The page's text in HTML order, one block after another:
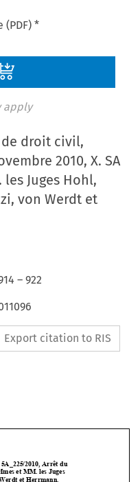
(PDF) *
apply
droit civil,
2010, X. SA
les Juges Hohl,
von Werdt et
–922
Export citation to RIS



5A_225/2010, Arrêt du